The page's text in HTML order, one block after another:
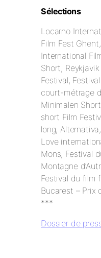
Sélections
Locarno
Film Fest
International
Short,
Festival,
court-métrage
Minimalen
short Film
long,
Love
Mons, Festival
Montagne
Festival du film
Bucarest – Prix
***
Dossier de